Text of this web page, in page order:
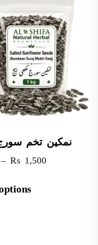
نمکین تخم
– ₨ 1,500